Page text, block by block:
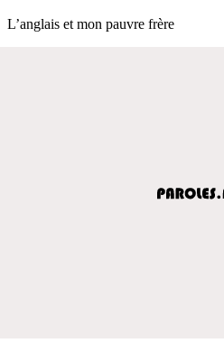
L’anglais et mon pauvre frère